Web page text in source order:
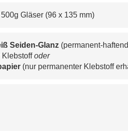
500g Gläser (96 x 135 mm)
Seiden-Glanz (permanent-
Klebstoff oder
(nur permanenter Klebstoff